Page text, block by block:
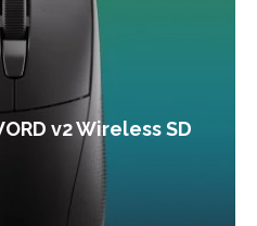
v2 Wireless SD